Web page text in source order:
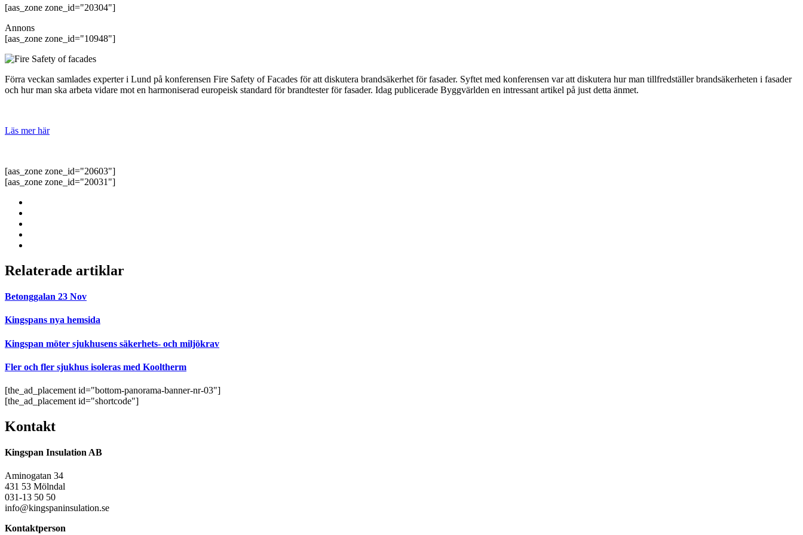
[aas_zone zone_id="20304"]
Annons
[aas_zone zone_id="10948"]
Förra veckan samlades experter i Lund på konferensen Fire Safety of Facades för att diskutera brandsäkerhet för fasader. Syftet med konferensen var att diskutera hur man tillfredställer brandsäkerheten i fasader
och hur man ska arbeta vidare mot en harmoniserad europeisk standard för brandtester för fasader. Idag publicerade Byggvärlden en intressant artikel på just detta änmet.
Läs mer här
[aas_zone zone_id="20603"]
[aas_zone zone_id="20031"]
Relaterade artiklar
Betonggalan 23 Nov
Kingspans nya hemsida
Kingspan möter sjukhusens säkerhets- och miljökrav
Fler och fler sjukhus isoleras med Kooltherm
[the_ad_placement id="bottom-panorama-banner-nr-03"]
[the_ad_placement id="shortcode"]
Kontakt
Kingspan Insulation AB
Aminogatan 34
431 53 Mölndal
031-13 50 50
info@kingspaninsulation.se
Kontaktperson